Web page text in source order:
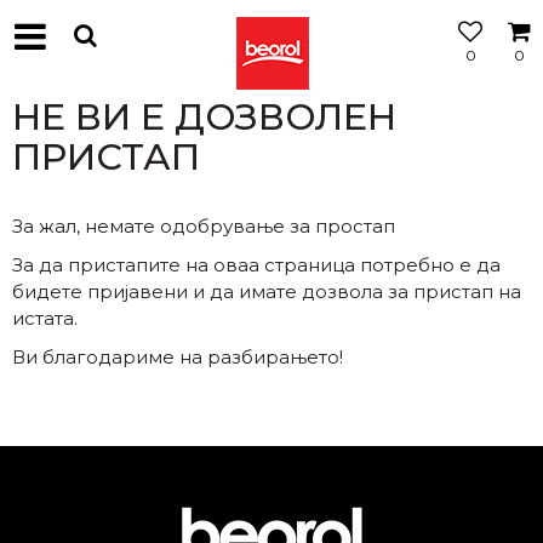
0
0
БЕСПЛАТНА
ИСПОРАКА
НЕ ВИ Е ДОЗВОЛЕН
ПРИСТАП
За жал, немате одобрување за простап
За да пристапите на оваа страница потребно е да
бидете пријавени и да имате дозвола за пристап на
истата.
Ви благодариме на разбирањето!